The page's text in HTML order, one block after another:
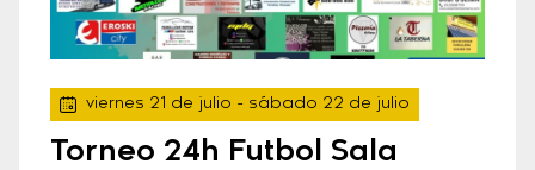
viernes 21 de julio - sábado 22 de julio
Torneo 24h Futbol Sala